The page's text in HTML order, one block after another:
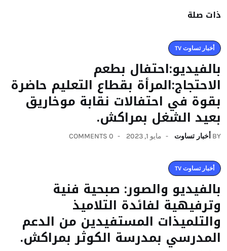
ذات صلة
أخبار تساوت TV
بالفيديو:احتفال بطعم
الاحتجاج:المرأة بقطاع التعليم حاضرة
بقوة في احتفالات نقابة موخاريق
بعيد الشغل بمراكش.
BY أخبار تساوت مايو 1, 2023 0 COMMENTS
أخبار تساوت TV
بالفيديو والصور: صبحية فنية
وترفيهية لفائدة التلاميذ
والتلميذات المستفيدين من الدعم
المدرسي بمدرسة الكوثر بمراكش.